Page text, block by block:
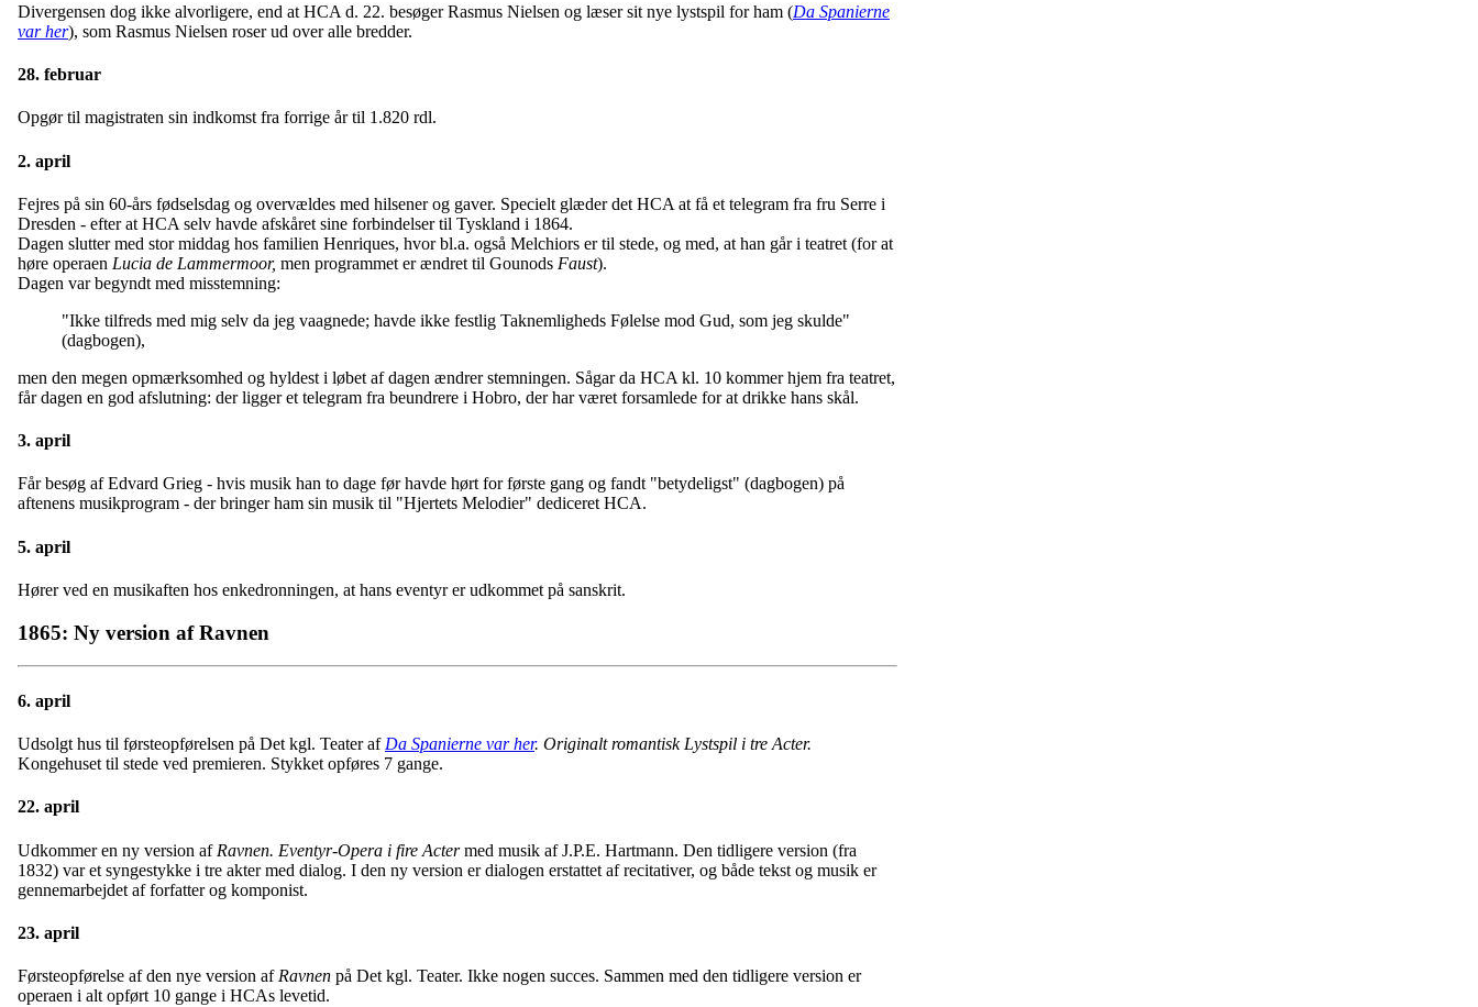
Divergensen dog ikke alvorligere, end at HCA d. 22. besøger Rasmus Nielsen og læser sit nye lystspil for ham (Da Spanierne
var her), som Rasmus Nielsen roser ud over alle bredder.
28. februar
Opgør til magistraten sin indkomst fra forrige år til 1.820 rdl.
2. april
Fejres på sin 60-års fødselsdag og overvældes med hilsener og gaver. Specielt glæder det HCA at få et telegram fra fru Serre i
Dresden - efter at HCA selv havde afskåret sine forbindelser til Tyskland i 1864.
Dagen slutter med stor middag hos familien Henriques, hvor bl.a. også Melchiors er til stede, og med, at han går i teatret (for at
høre operaen Lucia de Lammermoor, men programmet er ændret til Gounods Faust).
Dagen var begyndt med misstemning:
"Ikke tilfreds med mig selv da jeg vaagnede; havde ikke festlig Taknemligheds Følelse mod Gud, som jeg skulde"
(dagbogen),
men den megen opmærksomhed og hyldest i løbet af dagen ændrer stemningen. Sågar da HCA kl. 10 kommer hjem fra teatret,
får dagen en god afslutning: der ligger et telegram fra beundrere i Hobro, der har været forsamlede for at drikke hans skål.
3. april
Får besøg af Edvard Grieg - hvis musik han to dage før havde hørt for første gang og fandt "betydeligst" (dagbogen) på
aftenens musikprogram - der bringer ham sin musik til "Hjertets Melodier" dediceret HCA.
5. april
Hører ved en musikaften hos enkedronningen, at hans eventyr er udkommet på sanskrit.
1865: Ny version af Ravnen
6. april
Udsolgt hus til førsteopførelsen på Det kgl. Teater af Da Spanierne var her. Originalt romantisk Lystspil i tre Acter.
Kongehuset til stede ved premieren. Stykket opføres 7 gange.
22. april
Udkommer en ny version af Ravnen. Eventyr-Opera i fire Actermed musik af J.P.E. Hartmann. Den tidligere version (fra
1832) var et syngestykke i tre akter med dialog. I den ny version er dialogen erstattet af recitativer, og både tekst og musik er
gennemarbejdet af forfatter og komponist.
23. april
Førsteopførelse af den nye version af Ravnen på Det kgl. Teater. Ikke nogen succes. Sammen med den tidligere version er
operaen i alt opført 10 gange i HCAs levetid.